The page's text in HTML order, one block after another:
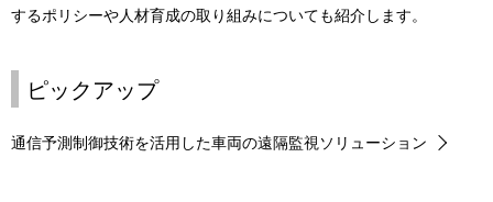
するポリシーや人材育成の取り組みについても紹介します。
ピックアップ
通信予測制御技術を活用した車両の遠隔監視ソリューション